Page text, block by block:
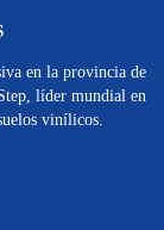
en la provincia de
líder mundial en
vinílicos.